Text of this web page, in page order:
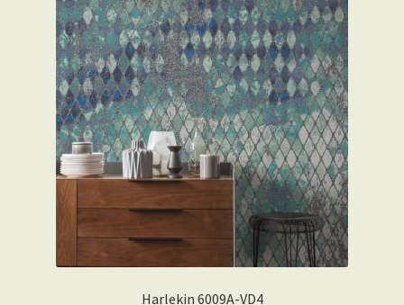
Harlekin 6009A-VD4